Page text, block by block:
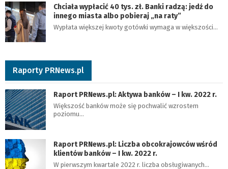
Chciała wypłacić 40 tys. zł. Banki radzą: jedź do
innego miasta albo pobieraj „na raty”
Wypłata większej kwoty gotówki wymaga w większości…
Raporty PRNews.pl
Raport PRNews.pl: Aktywa banków – I kw. 2022 r.
Większość banków może się pochwalić wzrostem
poziomu…
Raport PRNews.pl: Liczba obcokrajowców wśród
klientów banków – I kw. 2022 r.
W pierwszym kwartale 2022 r. liczba obsługiwanych…